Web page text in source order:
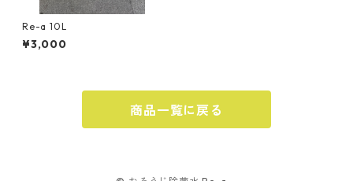
Re-a 10L
¥3,000
商品一覧に戻る